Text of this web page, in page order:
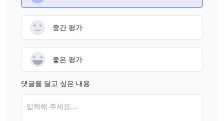
중간 평가
좋은 평가
댓글을 달고 싶은 내용
입력해 주세요....